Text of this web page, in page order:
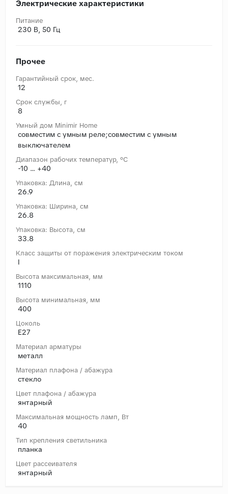
Электрические характеристики
Питание
230 В, 50 Гц
Прочее
Гарантийный срок, мес.
12
Срок службы, г
8
Умный дом Minimir Home
совместим с умным реле;совместим с умным
выключателем
Диапазон рабочих температур, °C
-10 ... +40
Упаковка: Длина, cм
26.9
Упаковка: Ширина, cм
26.8
Упаковка: Высота, cм
33.8
Класс защиты от поражения электрическим током
I
Высота максимальная, мм
1110
Высота минимальная, мм
400
Цоколь
E27
Материал арматуры
металл
Материал плафона / абажура
стекло
Цвет плафона / абажура
янтарный
Максимальная мощность ламп, Вт
40
Тип крепления светильника
планка
Цвет рассеивателя
янтарный